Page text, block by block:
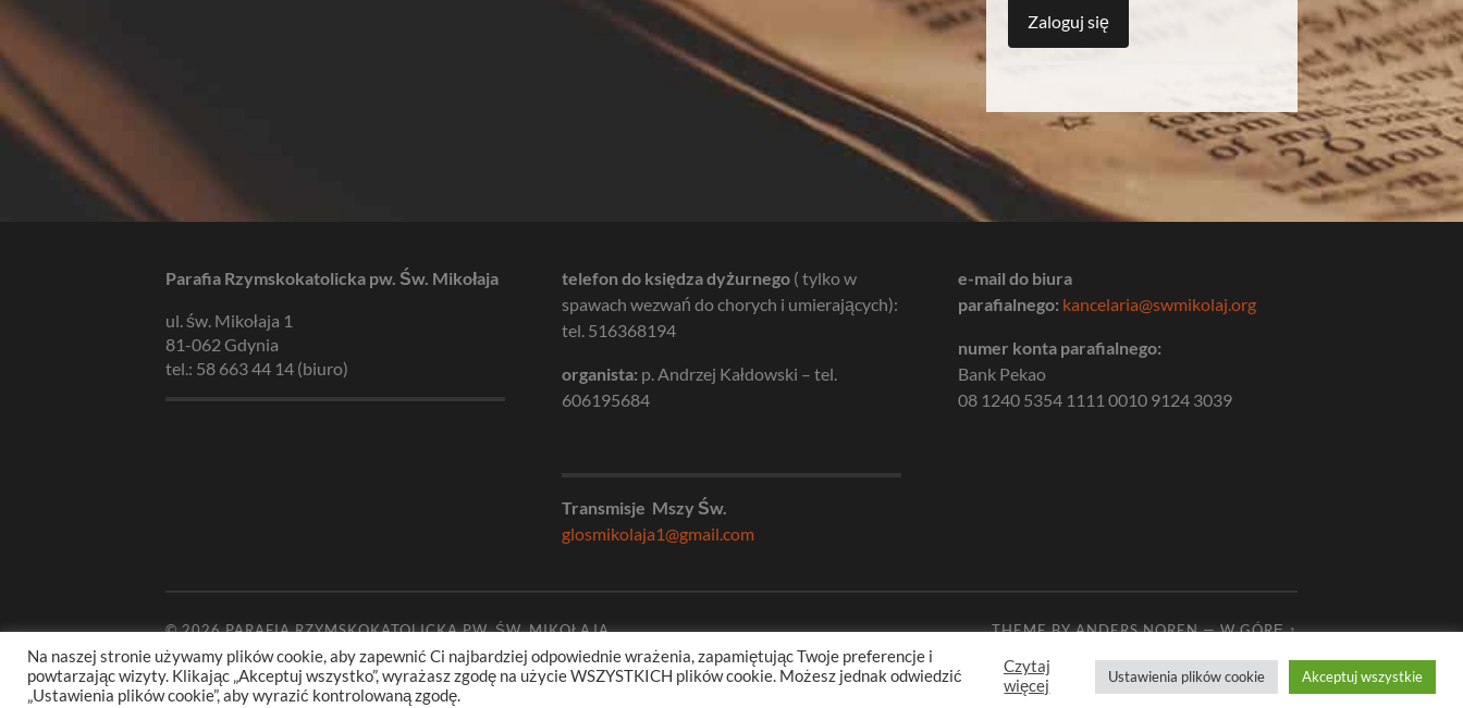
Parafia Rzymskokatolicka pw. Św. Mikołaja
ul. św. Mikołaja 1
81-062 Gdynia
tel.: 58 663 44 14 (biuro)
telefon do księdza dyżurnego ( tylko w
spawach wezwań do chorych i umierających):
tel. 516368194
organista: p. Andrzej Kałdowski – tel.
606195684
Transmisje Mszy Św.
glosmikolaja1@gmail.com
e-mail do biura
parafialnego: kancelaria@swmikolaj.org
numer konta parafialnego:
Bank Pekao
08 1240 5354 1111 0010 9124 3039
© 2026PARAFIA RZYMSKOKATOLICKA PW. ŚW. MIKOŁAJA THEME BYANDERS NOREN—W GÓRĘ ↑
Na naszej stronie używamy plików cookie, aby zapewnić Ci najbardziej odpowiednie wrażenia, zapamiętując Twoje preferencje i
powtarzając wizyty. Klikając „Akceptuj wszystko”, wyrażasz zgodę na użycie WSZYSTKICH plików cookie. Możesz jednak odwiedzić
„Ustawienia plików cookie”, aby wyrazić kontrolowaną zgodę.
Czytaj
więcej
Ustawienia plików cookie Akceptuj wszystkie